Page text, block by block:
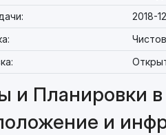
2018-
и Планировки в
и